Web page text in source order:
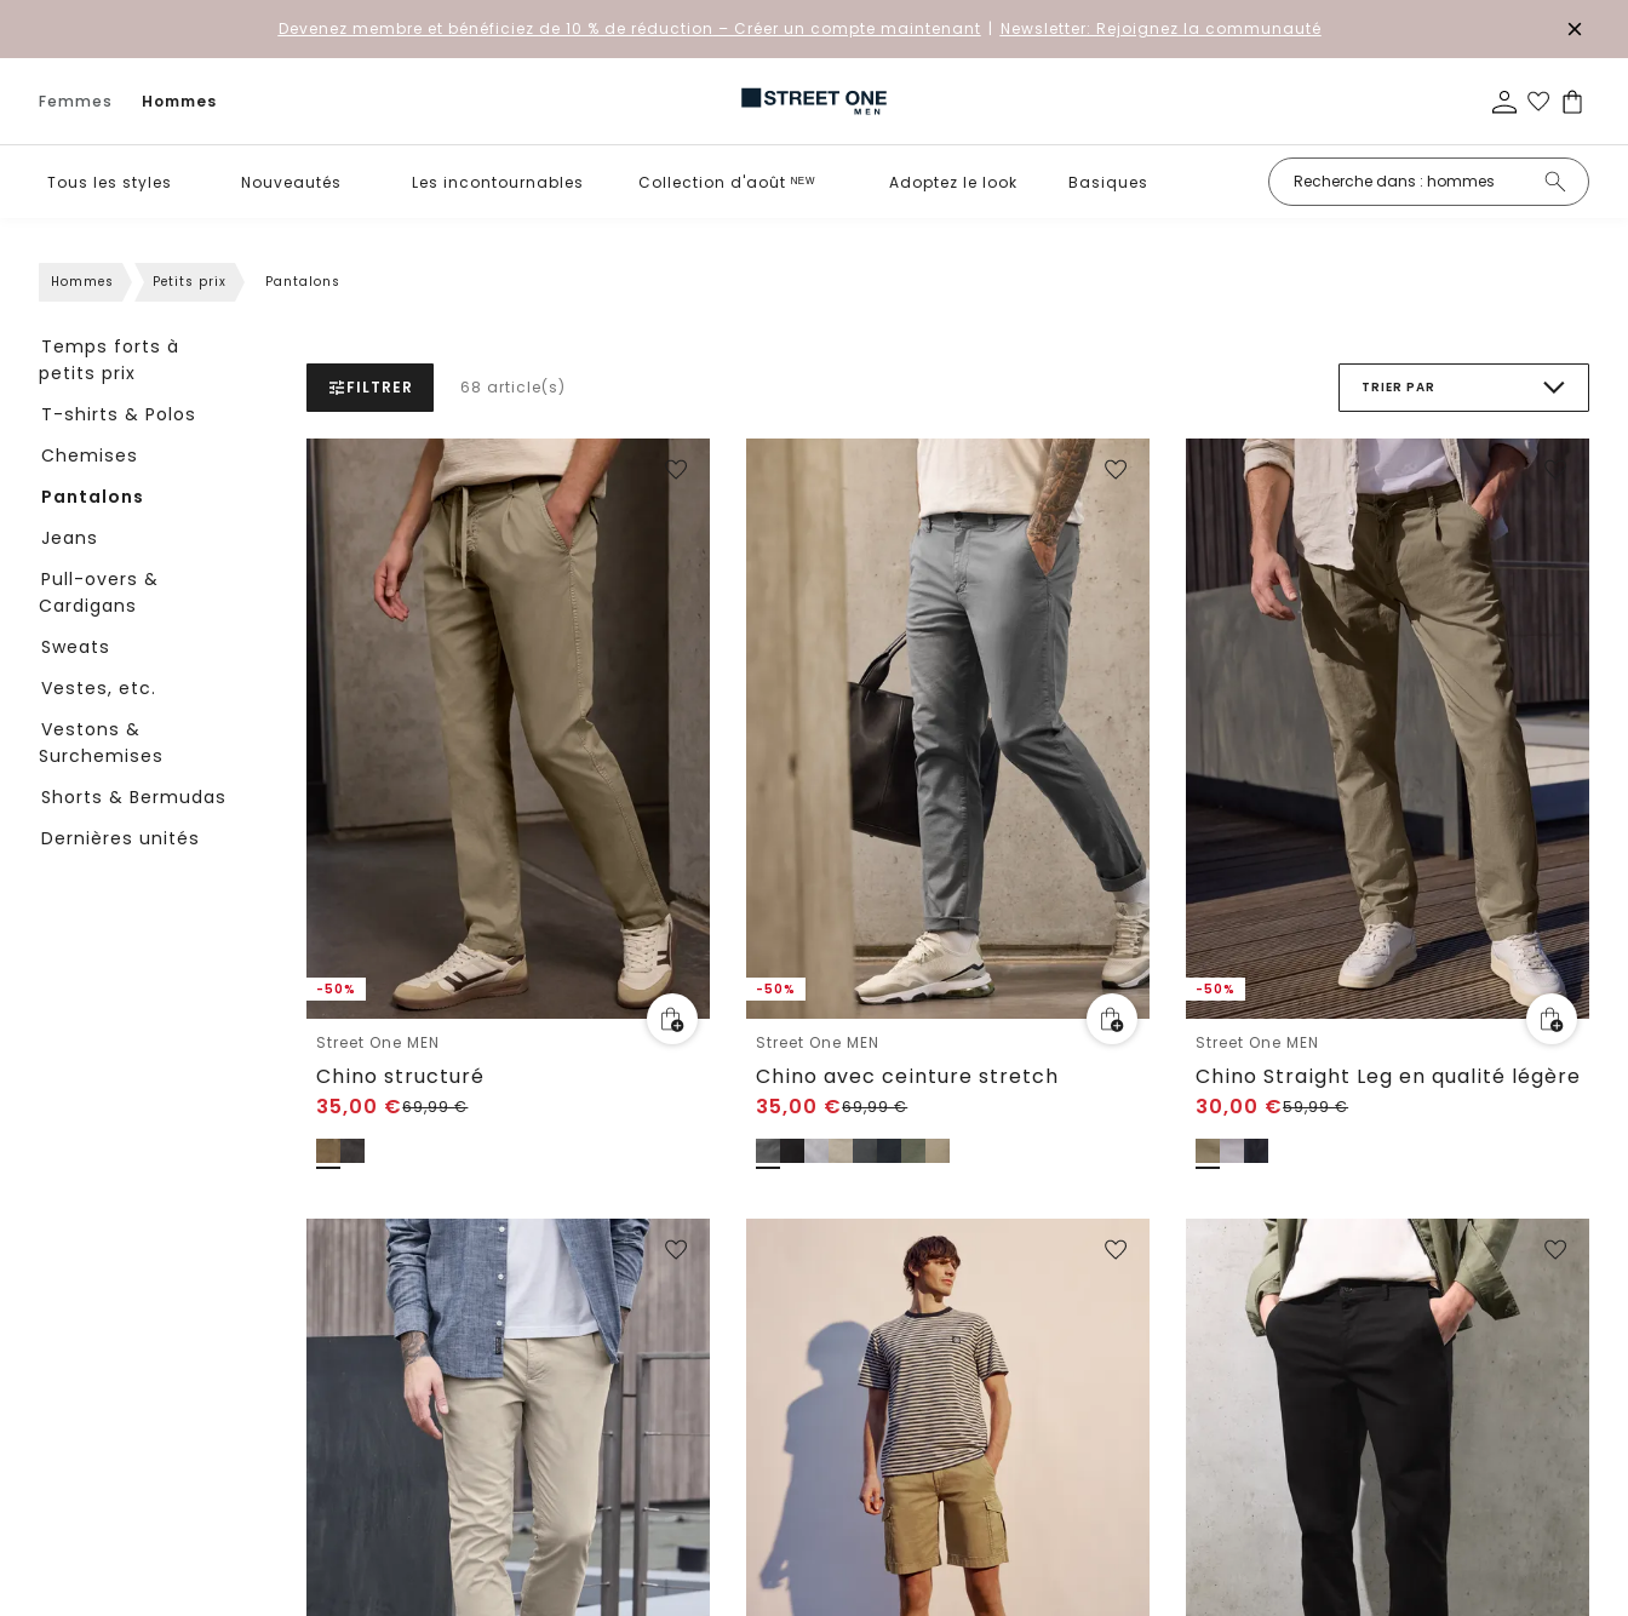
Devenez membre et bénéficiez de 10 % de réduction – Créer un compte maintenant | Newsletter: Rejoignez la communauté
Femmes Hommes
Tous les styles Nouveautés Les incontournables Collection d'août ᴺᴱᵂ Adoptez le look Basiques Petits prix
Hommes Petits prix Pantalons
Temps forts à
petits prix
T-shirts & Polos
Chemises
Pantalons
Jeans
Pull-overs &
Cardigans
Sweats
Vestes, etc.
Vestons &
Surchemises
Shorts & Bermudas
Dernières unités
FILTRER 68 article(s) TRIER PAR
-50%
Street One MEN
Chino structuré
35,00 €69,99€
-50%
Street One MEN
Chino avec ceinture stretch
35,00 €69,99€
-50%
Street One MEN
Chino Straight Leg en qualité légère
30,00 €59,99€